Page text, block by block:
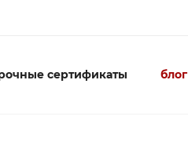
сертификаты блог